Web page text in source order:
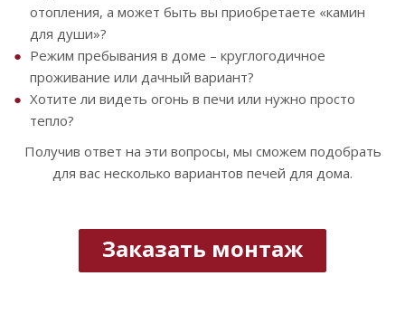
отопления, а может быть вы приобретаете «камин
для души»?
Режим пребывания в доме – круглогодичное
проживание или дачный вариант?
Хотите ли видеть огонь в печи или нужно просто
тепло?
Получив ответ на эти вопросы, мы сможем подобрать
для вас несколько вариантов печей для дома.
Заказать монтаж